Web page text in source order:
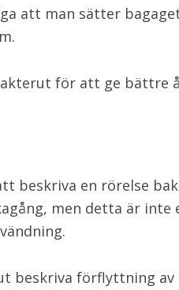
att man sätter
för att ge bättre
beskriva en rörelse
men detta är inte
beskriva förflyttning av